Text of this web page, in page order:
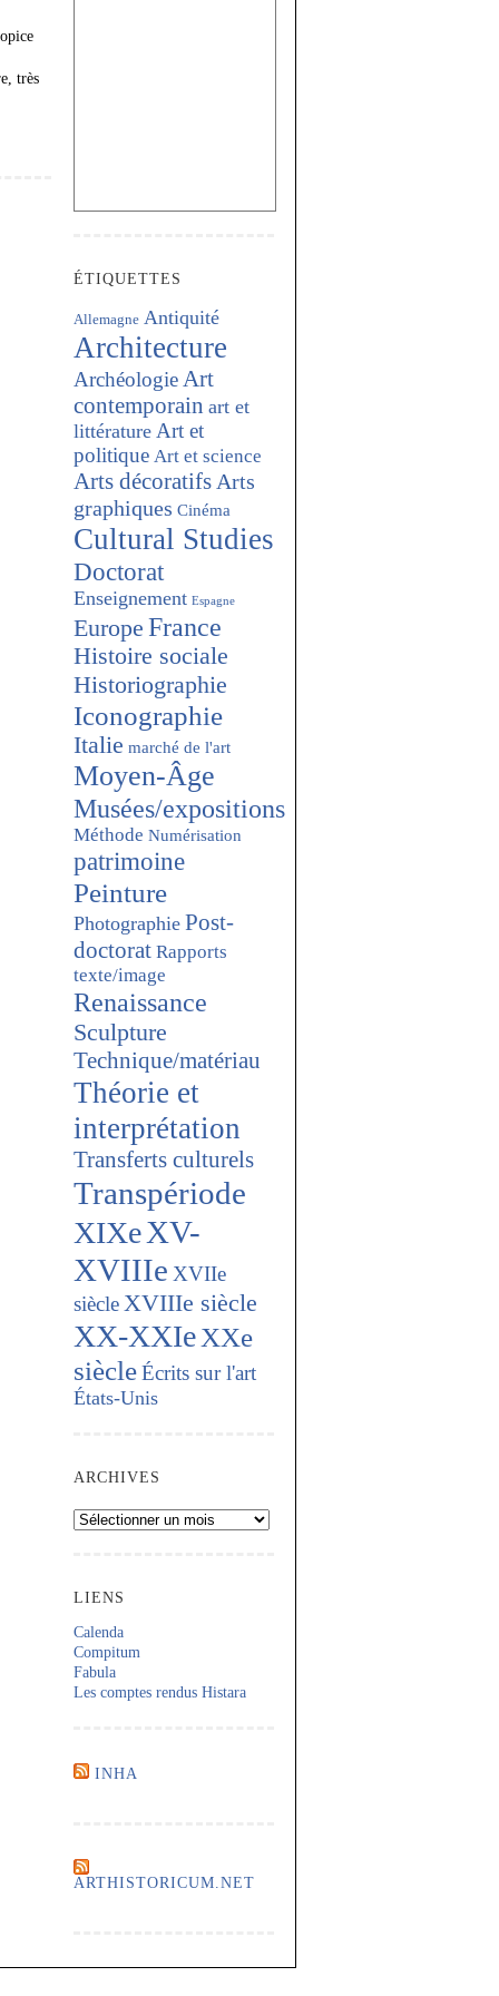
très
ÉTIQUETTES
Allemagne Antiquité
Architecture
Archéologie Art
contemporain art et
littérature Art et
politique Art et science
Arts décoratifs Arts
graphiques Cinéma
Cultural Studies
Doctorat
Enseignement Espagne
Europe France
Histoire sociale
Historiographie
Iconographie
Italie marché de l'art
Moyen-Âge
Musées/expositions
Méthode Numérisation
patrimoine
Peinture
Photographie Post-
doctorat Rapports
texte/image
Renaissance
Sculpture
Technique/matériau
Théorie et
interprétation
Transferts culturels
Transpériode
XIXeXV-
XVIIIe XVIIe
siècleXVIIIe siècle
XX-XXIeXXe
siècleÉcrits sur l'art
États-Unis
ARCHIVES
Archives
LIENS
Calenda
Compitum
Fabula
Les comptes rendus Histara
INHA
ARTHISTORICUM.NET